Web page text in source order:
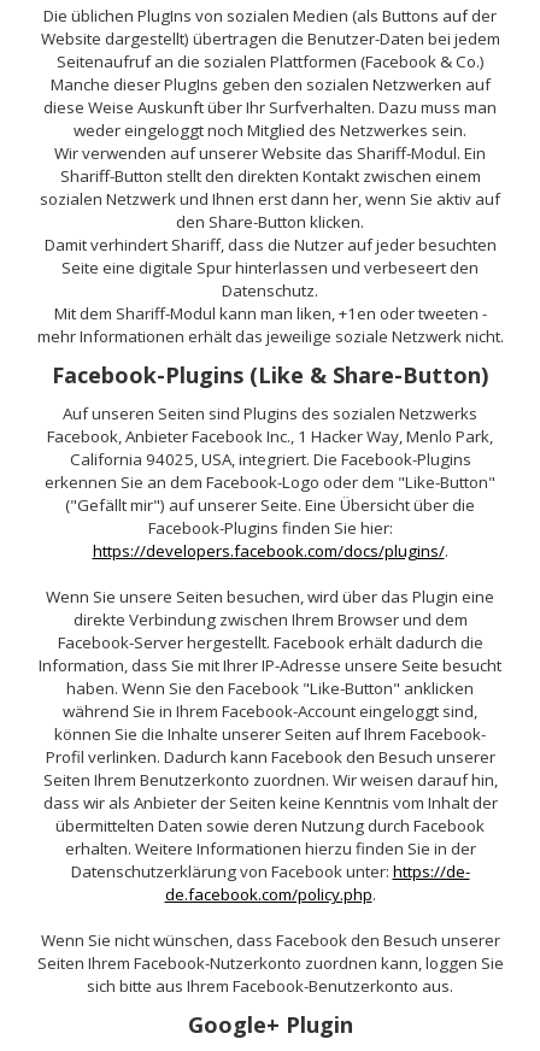
Die üblichen PlugIns von sozialen Medien (als Buttons auf der
Website dargestellt) übertragen die Benutzer-Daten bei jedem
Seitenaufruf an die sozialen Plattformen (Facebook & Co.)
Manche dieser PlugIns geben den sozialen Netzwerken auf
diese Weise Auskunft über Ihr Surfverhalten. Dazu muss man
weder eingeloggt noch Mitglied des Netzwerkes sein.
Wir verwenden auf unserer Website das Shariff-Modul. Ein
Shariff-Button stellt den direkten Kontakt zwischen einem
sozialen Netzwerk und Ihnen erst dann her, wenn Sie aktiv auf
den Share-Button klicken.
Damit verhindert Shariff, dass die Nutzer auf jeder besuchten
Seite eine digitale Spur hinterlassen und verbeseert den
Datenschutz.
Mit dem Shariff-Modul kann man liken, +1en oder tweeten -
mehr Informationen erhält das jeweilige soziale Netzwerk nicht.
Facebook-Plugins (Like & Share-Button)
Auf unseren Seiten sind Plugins des sozialen Netzwerks
Facebook, Anbieter Facebook Inc., 1 Hacker Way, Menlo Park,
California 94025, USA, integriert. Die Facebook-Plugins
erkennen Sie an dem Facebook-Logo oder dem "Like-Button"
("Gefällt mir") auf unserer Seite. Eine Übersicht über die
Facebook-Plugins finden Sie hier:
https://developers.facebook.com/docs/plugins/.
Wenn Sie unsere Seiten besuchen, wird über das Plugin eine
direkte Verbindung zwischen Ihrem Browser und dem
Facebook-Server hergestellt. Facebook erhält dadurch die
Information, dass Sie mit Ihrer IP-Adresse unsere Seite besucht
haben. Wenn Sie den Facebook "Like-Button" anklicken
während Sie in Ihrem Facebook-Account eingeloggt sind,
können Sie die Inhalte unserer Seiten auf Ihrem Facebook-
Profil verlinken. Dadurch kann Facebook den Besuch unserer
Seiten Ihrem Benutzerkonto zuordnen. Wir weisen darauf hin,
dass wir als Anbieter der Seiten keine Kenntnis vom Inhalt der
übermittelten Daten sowie deren Nutzung durch Facebook
erhalten. Weitere Informationen hierzu finden Sie in der
Datenschutzerklärung von Facebook unter: https://de-
de.facebook.com/policy.php.
Wenn Sie nicht wünschen, dass Facebook den Besuch unserer
Seiten Ihrem Facebook-Nutzerkonto zuordnen kann, loggen Sie
sich bitte aus Ihrem Facebook-Benutzerkonto aus.
Google+ Plugin